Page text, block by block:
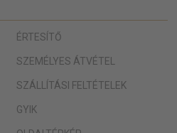
ÉRTESÍTŐ
SZEMÉLYES ÁTVÉTEL
SZÁLLÍTÁSI FELTÉTELEK
GYIK